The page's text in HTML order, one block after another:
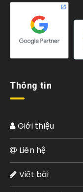
Thông tin
Giới thiệu
Liên hệ
Viết bài